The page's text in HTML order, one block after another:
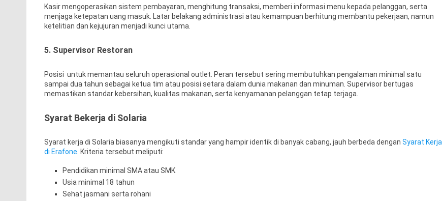
Kasir mengoperasikan sistem pembayaran, menghitung transaksi, memberi informasi menu kepada pelanggan, serta
menjaga ketepatan uang masuk. Latar belakang administrasi atau kemampuan berhitung membantu pekerjaan, namun
ketelitian dan kejujuran menjadi kunci utama.
5. Supervisor Restoran
Posisi untuk memantau seluruh operasional outlet. Peran tersebut sering membutuhkan pengalaman minimal satu
sampai dua tahun sebagai ketua tim atau posisi setara dalam dunia makanan dan minuman. Supervisor bertugas
memastikan standar kebersihan, kualitas makanan, serta kenyamanan pelanggan tetap terjaga.
Syarat Bekerja di Solaria
Syarat kerja di Solaria biasanya mengikuti standar yang hampir identik di banyak cabang, jauh berbeda dengan Syarat Kerja
di Erafone . Kriteria tersebut meliputi:
Pendidikan minimal SMA atau SMK
Usia minimal 18 tahun
Sehat jasmani serta rohani